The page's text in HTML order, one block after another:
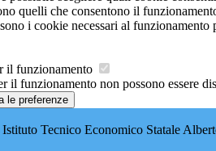
quelli che consentono il
i cookie necessari al funzionamento
il funzionamento
il funzionamento non possono essere
le preferenze
Istituto Tecnico Economico Statale